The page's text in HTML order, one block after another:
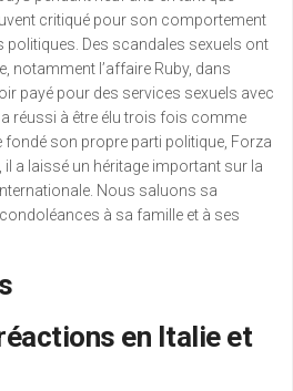
critiqué pour son comportement
politiques. Des scandales sexuels ont
notamment l’affaire Ruby, dans
payé pour des services sexuels avec
réussi à être élu trois fois comme
fondé son propre parti politique, Forza
il a laissé un héritage important sur la
Nous saluons sa
à sa famille et à ses
en Italie et